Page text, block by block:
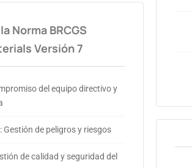
Norma BRCGS
Versión 7
del equipo directivo y
Gestión de peligros y riesgos
de calidad y seguridad del